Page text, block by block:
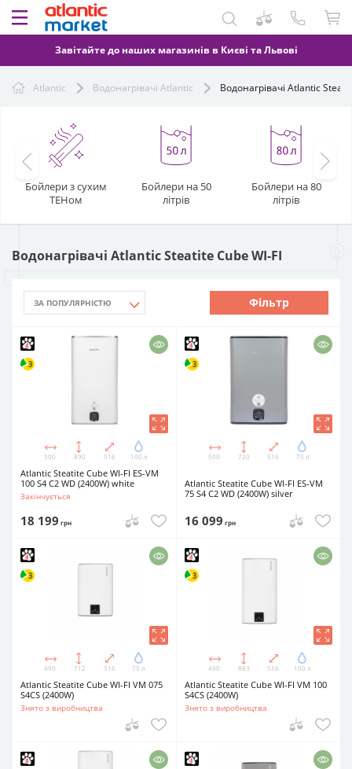
Завітайте до наших магазинів в Києві та Львові
Atlantic Водонагрівачі Atlantic Водонагрівачі Atlantic
Бойлери з сухим
ТЕНом
Бойлери на 50
літрів
Бойлери на 80
літрів
Водонагрівачі Atlantic Steatite Cube WI-FI
Фільтр
500 890 516 100 л
Atlantic Steatite Cube WI-FI ES-VM
100 S4 C2 WD (2400W) white
Закінчується
18 199 грн
500 720 516 75 л
Atlantic Steatite Cube WI-FI ES-VM
75 S4 C2 WD (2400W) silver
16 099 грн
490 712 516 75 л
Atlantic Steatite Cube WI-FI VM 075
S4CS (2400W)
Знято з виробництва
490 883 516 100 л
Atlantic Steatite Cube WI-FI VM 100
S4CS (2400W)
Знято з виробництва